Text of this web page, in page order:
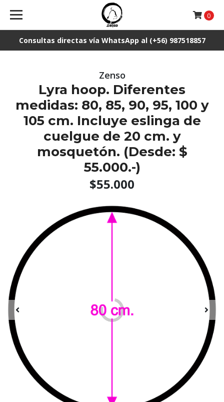
Consultas directas vía WhatsApp al (+56) 987518857
0
Zenso
Lyra hoop. Diferentes
medidas: 80, 85, 90, 95, 100 y
105 cm. Incluye eslinga de
cuelgue de 20 cm. y
mosquetón. (Desde: $
55.000.-)
$55.000